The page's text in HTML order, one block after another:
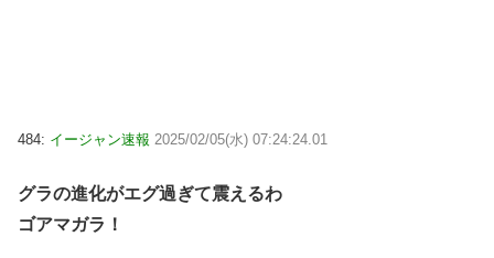
484: イージャン速報 2025/02/05(水) 07:24:24.01
グラの進化がエグ過ぎて震えるわ
ゴアマガラ！